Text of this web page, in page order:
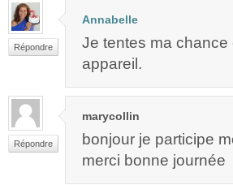
Répondre
Annabelle
Je tentes ma chance
appareil.
Répondre
marycollin
bonjour je participe
merci bonne journée